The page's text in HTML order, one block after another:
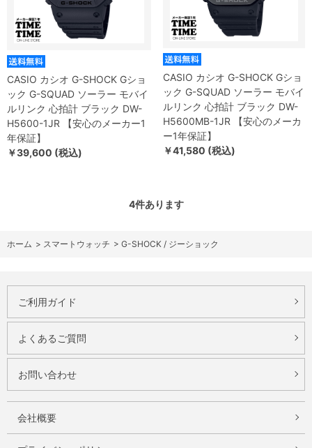
CASIO カシオ G-SHOCK Gショ
ック G-SQUAD ソーラー モバイ
ルリンク 心拍計 ブラック DW-
H5600-1JR 【安心のメーカー1
年保証】
￥39,600 (税込)
CASIO カシオ G-SHOCK Gショ
ック G-SQUAD ソーラー モバイ
ルリンク 心拍計 ブラック DW-
H5600MB-1JR 【安心のメーカ
ー1年保証】
￥41,580 (税込)
4件あります
ホーム > スマートウォッチ > G-SHOCK / ジーショック
ご利用ガイド
よくあるご質問
お問い合わせ
会社概要